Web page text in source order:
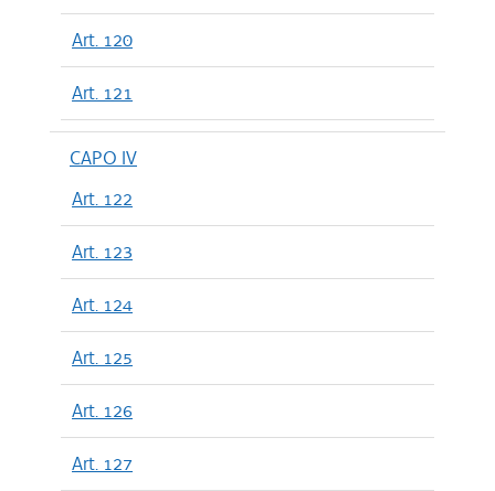
Art. 120
Art. 121
CAPO IV
Art. 122
Art. 123
Art. 124
Art. 125
Art. 126
Art. 127